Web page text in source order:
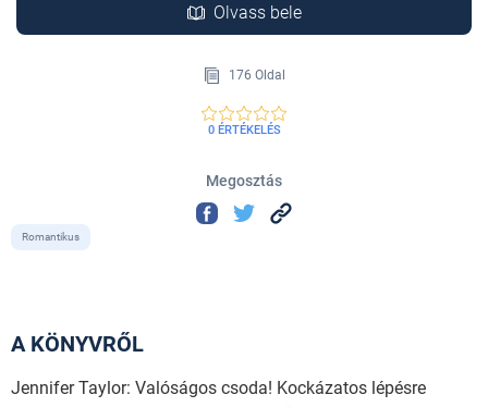
Olvass bele
176 Oldal
0 ÉRTÉKELÉS
Megosztás
Romantikus
A KÖNYVRŐL
Jennifer Taylor: Valóságos csoda! Kockázatos lépésre